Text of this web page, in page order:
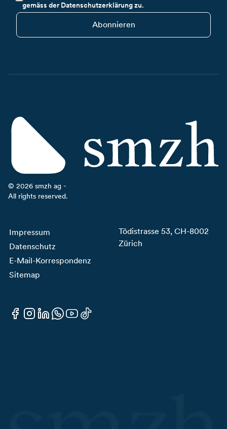
gemäss der Datenschutzerklärung zu.
Abonnieren
© 2026 smzh ag -
All rights reserved.
Impressum
Datenschutz
E-Mail-Korrespondenz
Sitemap
Tödistrasse 53, CH-8002
Zürich